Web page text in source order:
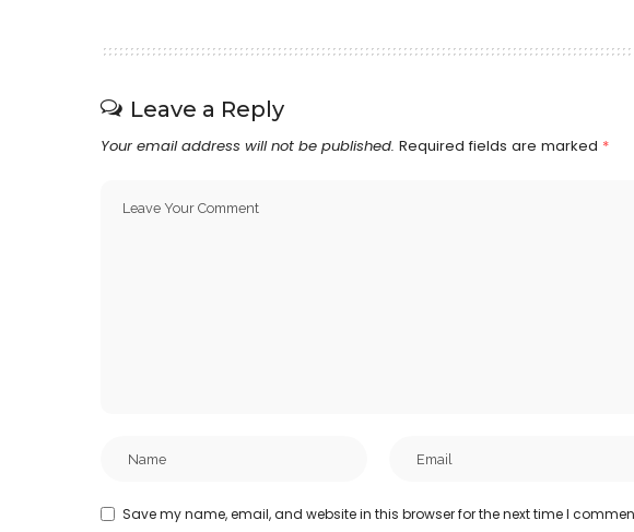
Leave a Reply
Your email address will not be published. Required fields are marked *
Save my name, email, and website in this browser for the next time I